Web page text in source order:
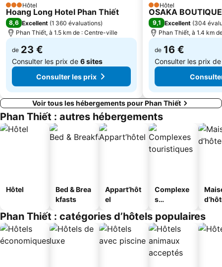
3 Étoiles
Hôtel
Hoang Long Hotel Phan Thiết
8,6 Excellent (1 360 évaluations)
Phan Thiết, à 1.5 km de : Centre-ville
de 23 €
Consulter les prix de 6 sites
Consulter les prix
2 Étoiles
Hôtel
OSAKA
9,1 Excellent (304
Phan Thiết, à 1.4 km
de 16 €
Consulter les prix
Voir tous les hébergements pour Phan Thiết
Phan Thiết : autres hébergements
Hôtel
Bed & Brea
kfasts
Appart’hôt
el
Complexe
s
s
Phan Thiết : catégories d’hôtels populaires